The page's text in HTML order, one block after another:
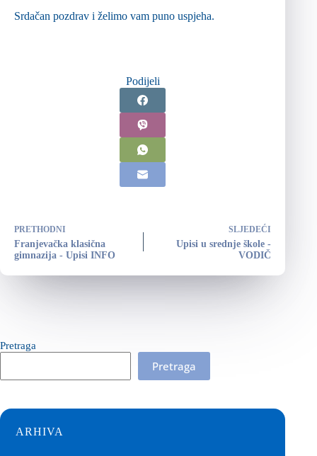
Srdačan pozdrav i želimo vam puno uspjeha.
Podijeli
PRETHODNI
Franjevačka klasična
gimnazija - Upisi INFO
SLJEDEĆI
Upisi u srednje škole -
VODIČ
Pretraga
Pretraga
ARHIVA